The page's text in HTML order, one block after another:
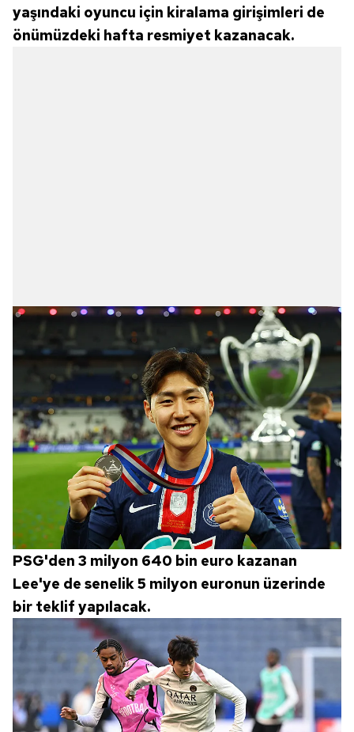
yaşındaki oyuncu için kiralama girişimleri de
önümüzdeki hafta resmiyet kazanacak.
PSG'den 3 milyon 640 bin euro kazanan
Lee'ye de senelik 5 milyon euronun üzerinde
bir teklif yapılacak.